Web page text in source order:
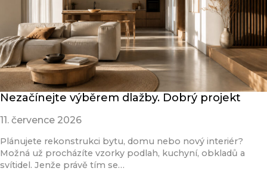
Nezačínejte výběrem dlažby. Dobrý projekt
11. července 2026
Plánujete rekonstrukci bytu, domu nebo nový interiér?
Možná už procházíte vzorky podlah, kuchyní, obkladů a
svítidel. Jenže právě tím se…